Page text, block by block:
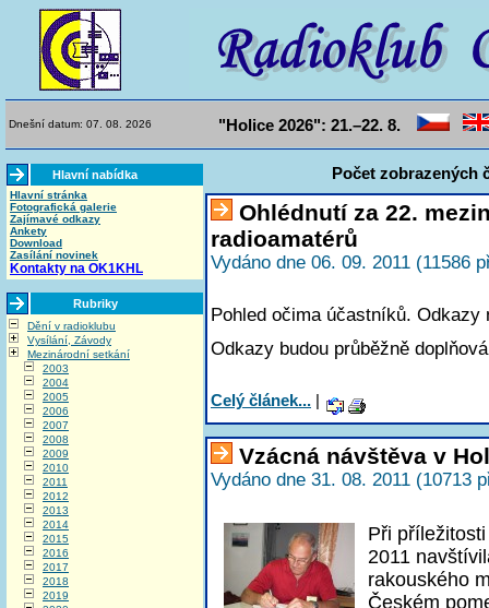
Dnešní datum: 07. 08. 2026 "Holice 2026": 21.–22. 8.
Hlavní nabídka
Hlavní stránka
Fotografická galerie
Zajímavé odkazy
Ankety
Download
Zasílání novinek
Kontakty na OK1KHL
Rubriky
Dění v radioklubu
Vysílání, Závody
Mezinárodní setkání
2003
2004
2005
2006
2007
2008
2009
2010
2011
2012
2013
2014
2015
2016
2017
2018
2019
Počet zobrazených
Ohlédnutí za 22.
radioamatérů
Vydáno dne 06. 09. 2011 (11586
Pohled očima účastníků. Odkazy
Odkazy budou průběžně
Celý článek... |
Vzácná návštěva v
Vydáno dne 31. 08. 2011 (10713
Při
2011
rakouského
Českém